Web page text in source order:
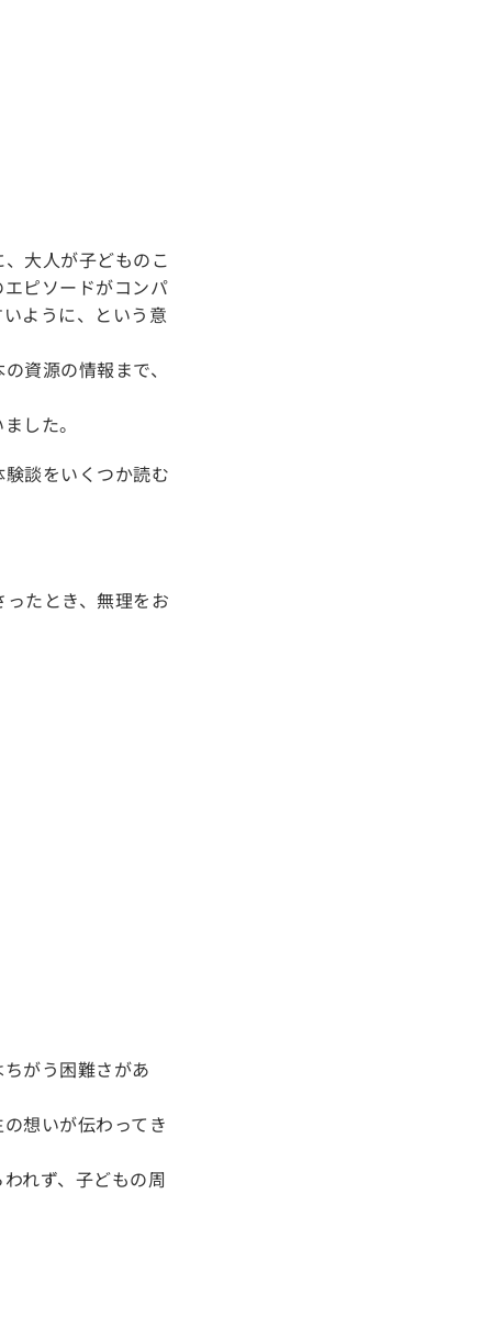
大人が子どものこ
ピソードがコンパ
ように、という意
資源の情報まで、
した。
談をいくつか読む
たとき、無理をお
がう困難さがあ
想いが伝わってき
れず、子どもの周